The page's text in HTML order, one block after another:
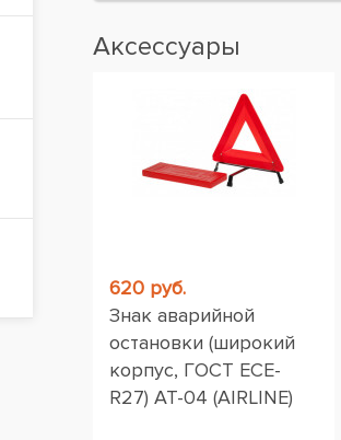
Аксессуары
620 руб.
Знак аварийной
остановки (широкий
корпус, ГОСТ ЕСЕ-
R27) AT-04 (AIRLINE)